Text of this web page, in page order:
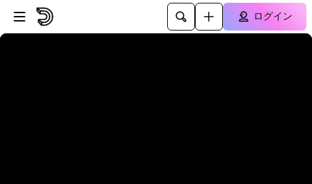
プレイヤーにスキップ
メインコンテンツにスキップ
ログイン